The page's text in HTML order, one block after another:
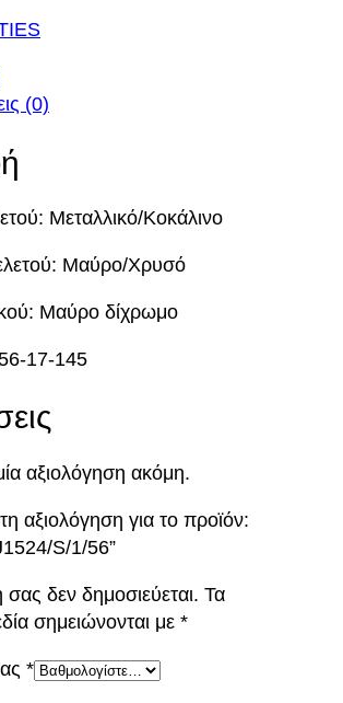
α
1
0
,
0
0
(0)
Μεταλλικό/Κοκάλινο
Μαύρο/Χρυσό
Μαύρο δίχρωμο
17-145
αξιολόγηση ακόμη.
αξιολόγηση για το προϊόν:
S/1/56”
δεν δημοσιεύεται. Τα
σημειώνονται με *
*